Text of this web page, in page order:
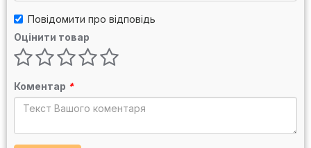
Повідомити про відповідь
Оцінити товар
Коментар *